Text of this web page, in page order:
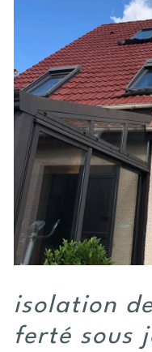
isolation
ferté sous